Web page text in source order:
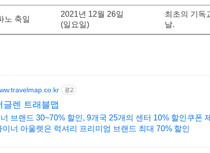
노 축일
2021년 12월 26일
(일요일)
최초의 기독
날.
광고
글렌 트래블맵
브랜드 30~70% 할인, 9개국 25개의 센터 10% 할인쿠폰
이너 아울렛은 럭셔리 프리미엄 브랜드 최대 70% 할인